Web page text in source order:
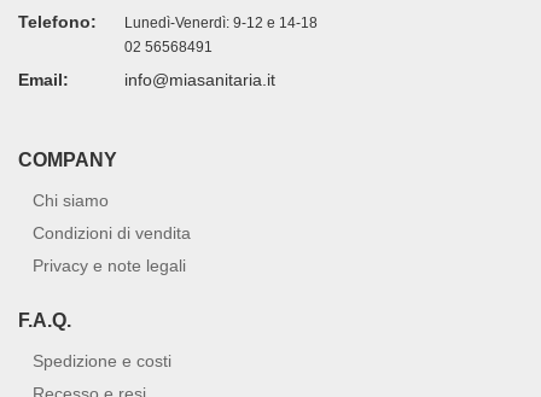
Telefono:
Lunedì-Venerdì: 9-12 e 14-18
02 56568491
Email: info@miasanitaria.it
COMPANY
Chi siamo
Condizioni di vendita
Privacy e note legali
F.A.Q.
Spedizione e costi